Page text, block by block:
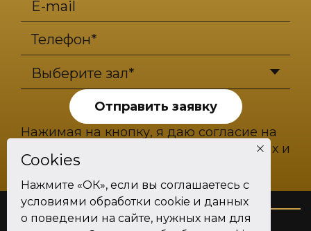
E-mail
Телефон*
Выберите зал*
Отправить заявку
Нажимая на кнопку, я даю согласие на
обработку своих персональных данных и
политикой конфиденциальности.
Cookies
Нажмите «ОК», если вы соглашаетесь с
условиями обработки cookie и данных
о поведении на сайте, нужных нам для